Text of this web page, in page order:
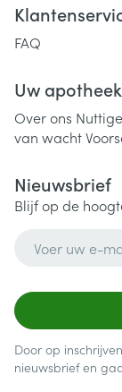
FAQ
Uw apotheek
Over ons
van wacht
Nieuwsbrief
Blijf op de
Door op
nieuwsbrief en